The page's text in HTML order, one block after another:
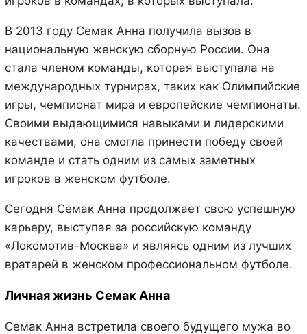
В 2013 году Семак Анна получила вызов в
национальную женскую сборную России. Она
стала членом команды, которая выступала на
международных турнирах, таких как Олимпийские
игры, чемпионат мира и европейские чемпионаты.
Своими выдающимися навыками и лидерскими
качествами, она смогла принести победу своей
команде и стать одним из самых заметных
игроков в женском футболе.
Сегодня Семак Анна продолжает свою успешную
карьеру, выступая за российскую команду
«Локомотив-Москва» и являясь одним из лучших
вратарей в женском профессиональном футболе.
Личная жизнь Семак Анна
Семак Анна встретила своего будущего мужа во